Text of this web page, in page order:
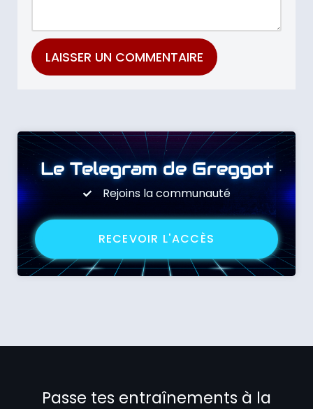
Le Telegram de Greggot
Rejoins la communauté
RECEVOIR L'ACCÈS
Passe tes entraînements à la